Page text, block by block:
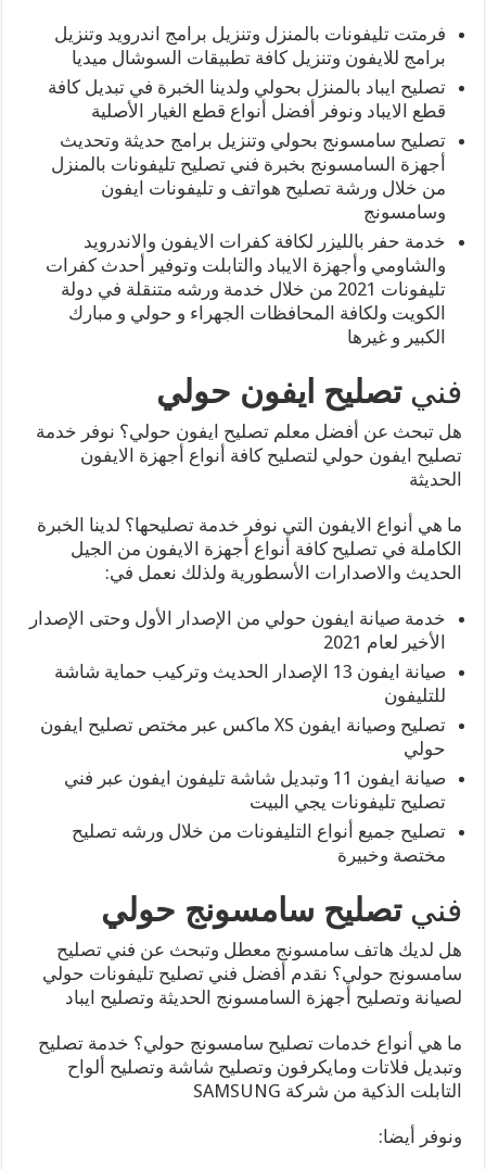
فرمتت تليفونات بالمنزل وتنزيل برامج اندرويد وتنزيل
برامج للايفون وتنزيل كافة تطبيقات السوشال ميديا
تصليح ايباد بالمنزل بحولي ولدينا الخبرة في تبديل كافة
قطع الايباد ونوفر أفضل أنواع قطع الغيار الأصلية
تصليح سامسونج بحولي وتنزيل برامج حديثة وتحديث
أجهزة السامسونج بخبرة فني تصليح تليفونات بالمنزل
من خلال ورشة تصليح هواتف و تليفونات ايفون
وسامسونج
خدمة حفر بالليزر لكافة كفرات الايفون والاندرويد
والشاومي وأجهزة الايباد والتابلت وتوفير أحدث كفرات
تليفونات 2021 من خلال خدمة ورشه متنقلة في دولة
الكويت ولكافة المحافظات الجهراء و حولي و مبارك
الكبير و غيرها
فنيتصليح ايفون حولي
هل تبحث عن أفضل معلم تصليح ايفون حولي؟ نوفر خدمة
تصليح ايفون حولي لتصليح كافة أنواع أجهزة الايفون
الحديثة
ما هي أنواع الايفون التي نوفر خدمة تصليحها؟ لدينا الخبرة
الكاملة في تصليح كافة أنواع أجهزة الايفون من الجيل
الحديث والاصدارات الأسطورية ولذلك نعمل في:
خدمة صيانة ايفون حولي من الإصدار الأول وحتى الإصدار
الأخير لعام 2021
صيانة ايفون 13 الإصدار الحديث وتركيب حماية شاشة
للتليفون
تصليح وصيانة ايفون XS ماكس عبر مختص تصليح ايفون
حولي
صيانة ايفون 11 وتبديل شاشة تليفون ايفون عبر فني
تصليح تليفونات يجي البيت
تصليح جميع أنواع التليفونات من خلال ورشه تصليح
مختصة وخبيرة
فنيتصليح سامسونج حولي
هل لديك هاتف سامسونج معطل وتبحث عن فني تصليح
سامسونج حولي؟ نقدم أفضل فني تصليح تليفونات حولي
لصيانة وتصليح أجهزة السامسونج الحديثة وتصليح ايباد
ما هي أنواع خدمات تصليح سامسونج حولي؟ خدمة تصليح
وتبديل فلاتات ومايكرفون وتصليح شاشة وتصليح ألواح
التابلت الذكية من شركة SAMSUNG
ونوفر أيضا: